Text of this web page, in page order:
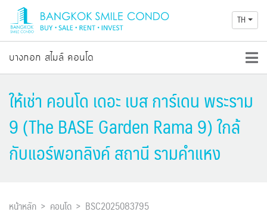
TH
บางกอก สไมล์ คอนโด
ให้เช่า คอนโด เดอะ เบส การ์เดน พระราม
9 (The BASE Garden Rama 9) ใกล้
กับแอร์พอทลิงค์ สถานี รามคำแหง
หน้าหลัก คอนโด
BSC2025083795